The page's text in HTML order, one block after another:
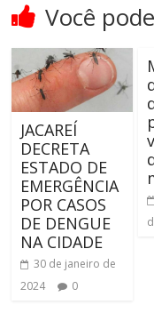
Você
JACAREÍ
DECRETA
ESTADO DE
EMERGÊNCIA
POR CASOS
DE DENGUE
NA CIDADE
30 de janeiro de
2024
0